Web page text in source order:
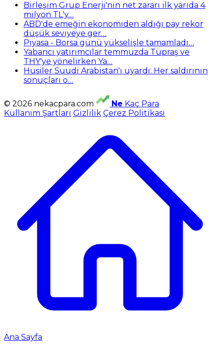
Birleşim Grup Enerji'nin net zararı ilk yarıda 4
milyon TL'y…
ABD'de emeğin ekonomiden aldığı pay rekor
düşük seviyeye ger…
Piyasa - Borsa günü yükselişle tamamladı…
Yabancı yatırımcılar temmuzda Tüpraş ve
THY'ye yönelirken Ya…
Husiler Suudi Arabistan'ı uyardı: Her saldırının
sonuçları o…
© 2026 nekacpara.com Ne Kaç Para
Kullanım Şartları Gizlilik Çerez Politikası
Ana Sayfa